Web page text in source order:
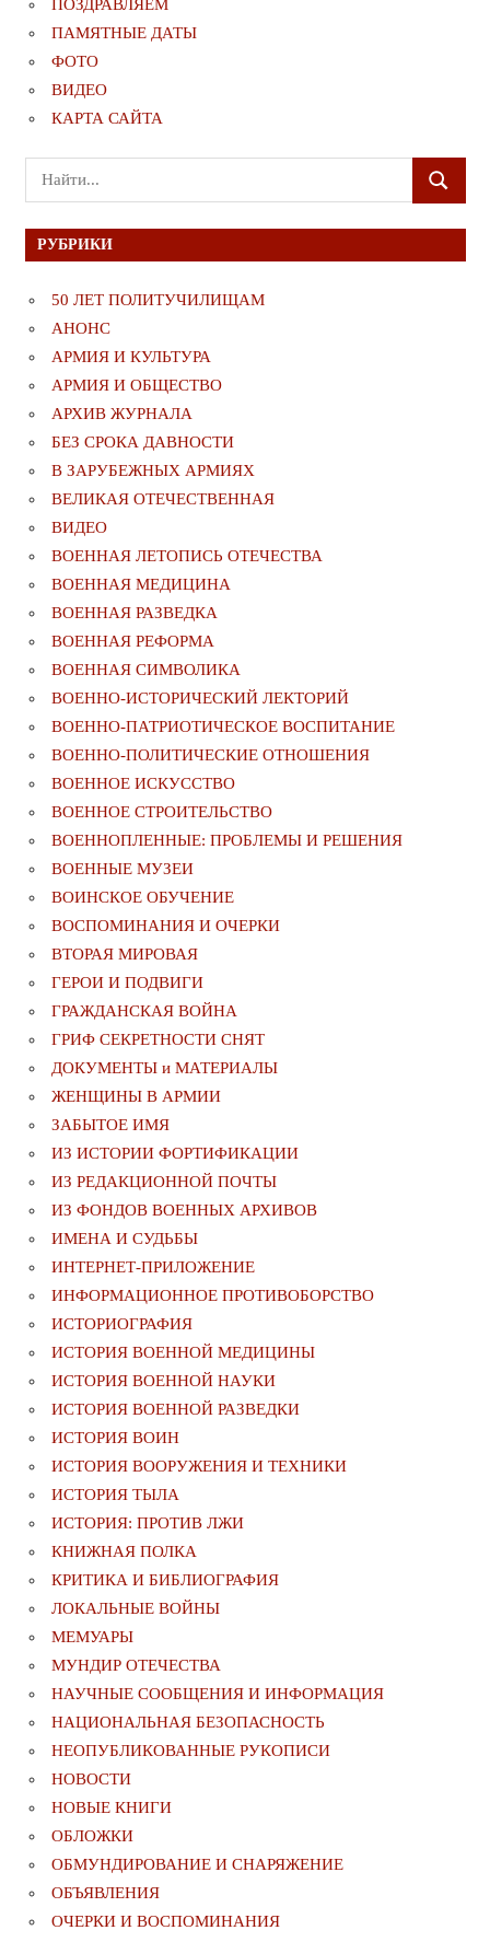
ПОЗДРАВЛЯЕМ
ПАМЯТНЫЕ ДАТЫ
ФОТО
ВИДЕО
КАРТА САЙТА
Поиск
для:
ПОИСК
РУБРИКИ
50 ЛЕТ ПОЛИТУЧИЛИЩАМ
АНОНС
АРМИЯ И КУЛЬТУРА
АРМИЯ И ОБЩЕСТВО
АРХИВ ЖУРНАЛА
БЕЗ СРОКА ДАВНОСТИ
В ЗАРУБЕЖНЫХ АРМИЯХ
ВЕЛИКАЯ ОТЕЧЕСТВЕННАЯ
ВИДЕО
ВОЕННАЯ ЛЕТОПИСЬ ОТЕЧЕСТВА
ВОЕННАЯ МЕДИЦИНА
ВОЕННАЯ РАЗВЕДКА
ВОЕННАЯ РЕФОРМА
ВОЕННАЯ СИМВОЛИКА
ВОЕННО-ИСТОРИЧЕСКИЙ ЛЕКТОРИЙ
ВОЕННО-ПАТРИОТИЧЕСКОЕ ВОСПИТАНИЕ
ВОЕННО-ПОЛИТИЧЕСКИE ОТНОШЕНИЯ
ВОЕННОЕ ИСКУССТВО
ВОЕННОЕ СТРОИТЕЛЬСТВО
ВОЕННОПЛЕННЫЕ: ПРОБЛЕМЫ И РЕШЕНИЯ
ВОЕННЫЕ МУЗЕИ
ВОИНСКОЕ ОБУЧЕНИЕ
ВОСПОМИНАНИЯ И ОЧЕРКИ
ВТОРАЯ МИРОВАЯ
ГЕРОИ И ПОДВИГИ
ГРАЖДАНСКАЯ ВОЙНА
ГРИФ СЕКРЕТНОСТИ СНЯТ
ДОКУМЕНТЫ и МАТЕРИАЛЫ
ЖЕНЩИНЫ В АРМИИ
ЗАБЫТОЕ ИМЯ
ИЗ ИСТОРИИ ФОРТИФИКАЦИИ
ИЗ РЕДАКЦИОННОЙ ПОЧТЫ
ИЗ ФОНДОВ ВОЕННЫХ АРХИВОВ
ИМЕНА И СУДЬБЫ
ИНТЕРНЕТ-ПРИЛОЖЕНИЕ
ИНФОРМАЦИОННОЕ ПРОТИВОБОРСТВО
ИСТОРИОГРАФИЯ
ИСТОРИЯ ВОЕННОЙ МЕДИЦИНЫ
ИСТОРИЯ ВОЕННОЙ НАУКИ
ИСТОРИЯ ВОЕННОЙ РАЗВЕДКИ
ИСТОРИЯ ВОИН
ИСТОРИЯ ВООРУЖЕНИЯ И ТЕХНИКИ
ИСТОРИЯ ТЫЛА
ИСТОРИЯ: ПРОТИВ ЛЖИ
КНИЖНАЯ ПОЛКА
КРИТИКА И БИБЛИОГРАФИЯ
ЛОКАЛЬНЫЕ ВОЙНЫ
МЕМУАРЫ
МУНДИР ОТЕЧЕСТВА
НАУЧНЫЕ СООБЩЕНИЯ И ИНФОРМАЦИЯ
НАЦИОНАЛЬНАЯ БЕЗОПАСНОСТЬ
НЕОПУБЛИКОВАННЫЕ РУКОПИСИ
НОВОСТИ
НОВЫЕ КНИГИ
ОБЛОЖКИ
ОБМУНДИРОВАНИЕ И СНАРЯЖЕНИЕ
ОБЪЯВЛЕНИЯ
ОЧЕРКИ И ВОСПОМИНАНИЯ